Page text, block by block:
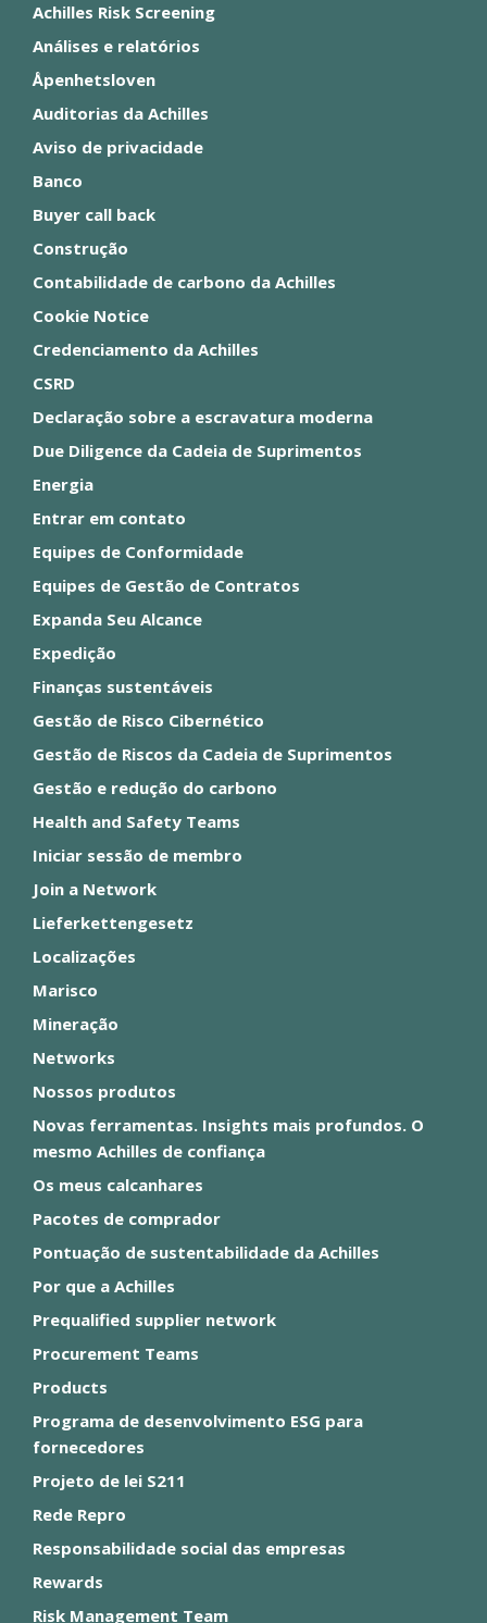
Achilles Risk Screening
Análises e relatórios
Åpenhetsloven
Auditorias da Achilles
Aviso de privacidade
Banco
Buyer call back
Construção
Contabilidade de carbono da Achilles
Cookie Notice
Credenciamento da Achilles
CSRD
Declaração sobre a escravatura moderna
Due Diligence da Cadeia de Suprimentos
Energia
Entrar em contato
Equipes de Conformidade
Equipes de Gestão de Contratos
Expanda Seu Alcance
Expedição
Finanças sustentáveis
Gestão de Risco Cibernético
Gestão de Riscos da Cadeia de Suprimentos
Gestão e redução do carbono
Health and Safety Teams
Iniciar sessão de membro
Join a Network
Lieferkettengesetz
Localizações
Marisco
Mineração
Networks
Nossos produtos
Novas ferramentas. Insights mais profundos. O
mesmo Achilles de confiança
Os meus calcanhares
Pacotes de comprador
Pontuação de sustentabilidade da Achilles
Por que a Achilles
Prequalified supplier network
Procurement Teams
Products
Programa de desenvolvimento ESG para
fornecedores
Projeto de lei S211
Rede Repro
Responsabilidade social das empresas
Rewards
Risk Management Team